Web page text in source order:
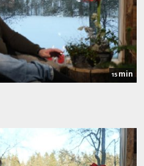
15 min